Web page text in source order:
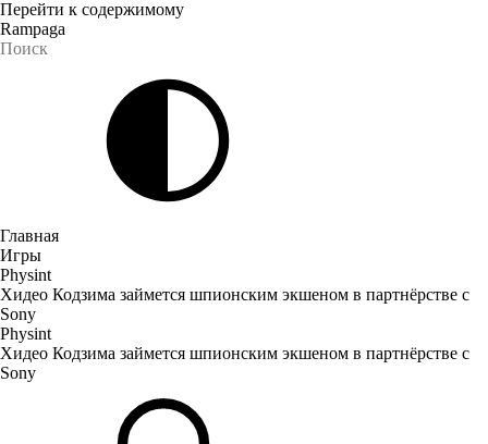
Перейти к содержимому
Rampaga
Главная
Игры
Physint
Хидео Кодзима займется шпионским экшеном в партнёрстве с
Sony
Physint
Хидео Кодзима займется шпионским экшеном в партнёрстве с
Sony